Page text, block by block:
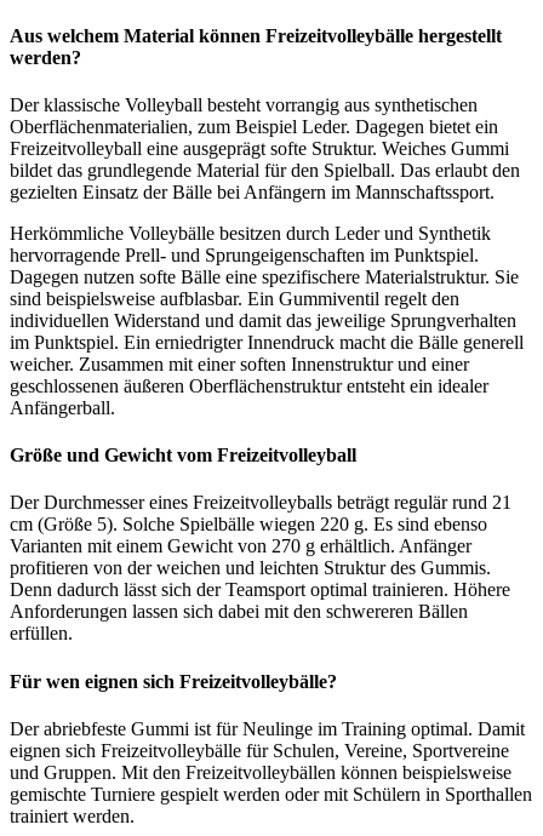
Aus welchem Material können Freizeitvolleybälle hergestellt
werden?
Der klassische Volleyball besteht vorrangig aus synthetischen
Oberflächenmaterialien, zum Beispiel Leder. Dagegen bietet ein
Freizeitvolleyball eine ausgeprägt softe Struktur. Weiches Gummi
bildet das grundlegende Material für den Spielball. Das erlaubt den
gezielten Einsatz der Bälle bei Anfängern im Mannschaftssport.
Herkömmliche Volleybälle besitzen durch Leder und Synthetik
hervorragende Prell- und Sprungeigenschaften im Punktspiel.
Dagegen nutzen softe Bälle eine spezifischere Materialstruktur. Sie
sind beispielsweise aufblasbar. Ein Gummiventil regelt den
individuellen Widerstand und damit das jeweilige Sprungverhalten
im Punktspiel. Ein erniedrigter Innendruck macht die Bälle generell
weicher. Zusammen mit einer soften Innenstruktur und einer
geschlossenen äußeren Oberflächenstruktur entsteht ein idealer
Anfängerball.
Größe und Gewicht vom Freizeitvolleyball
Der Durchmesser eines Freizeitvolleyballs beträgt regulär rund 21
cm (Größe 5). Solche Spielbälle wiegen 220 g. Es sind ebenso
Varianten mit einem Gewicht von 270 g erhältlich. Anfänger
profitieren von der weichen und leichten Struktur des Gummis.
Denn dadurch lässt sich der Teamsport optimal trainieren. Höhere
Anforderungen lassen sich dabei mit den schwereren Bällen
erfüllen.
Für wen eignen sich Freizeitvolleybälle?
Der abriebfeste Gummi ist für Neulinge im Training optimal. Damit
eignen sich Freizeitvolleybälle für Schulen, Vereine, Sportvereine
und Gruppen. Mit den Freizeitvolleybällen können beispielsweise
gemischte Turniere gespielt werden oder mit Schülern in Sporthallen
trainiert werden.